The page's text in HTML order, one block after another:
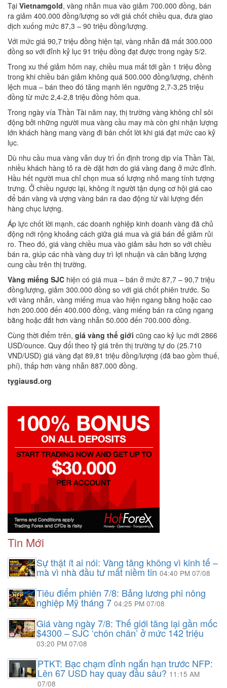
Tại Vietnamgold, vàng nhẫn mua vào giảm 700.000 đồng, bán
ra giảm 400.000 đồng/lượng so với giá chốt chiều qua, đưa giao
dịch xuống mức 87,3 – 90 triệu đồng/lượng.
Với mức giá 90,7 triệu đồng hiện tại, vàng nhẫn đã mất 300.000
đồng so với đỉnh kỷ lục 91 triệu đồng đạt được trong ngày 5/2.
Trong xu thế giảm hôm nay, chiều mua mất tới gần 1 triệu đồng
trong khi chiều bán giảm không quá 500.000 đồng/lượng, chênh
lệch mua – bán theo đó tăng mạnh lên ngưỡng 2,7-3,25 triệu
đồng từ mức 2,4-2,8 triệu đồng hôm qua.
Trong ngày vía Thần Tài năm nay, thị trường vàng không chỉ sôi
động bởi những người mua vàng cầu may mà còn ghi nhận lượng
lớn khách hàng mang vàng đi bán chốt lời khi giá đạt mức cao kỷ
lục.
Dù nhu cầu mua vàng vẫn duy trì ổn định trong dịp vía Thần Tài,
nhiều khách hàng tỏ ra dè dặt hơn do giá vàng đang ở mức đỉnh.
Hầu hết người mua chỉ chọn mua số lượng nhỏ mang tính tượng
trưng. Ở chiều ngược lại, không ít người tận dụng cơ hội giá cao
để bán vàng và ượng vàng bán ra dao động từ vài lượng đến
hàng chục lượng.
Áp lực chốt lời mạnh, các doanh nghiệp kinh doanh vàng đã chủ
động nới rộng khoảng cách giữa giá mua và giá bán để giảm rủi
ro. Theo đó, giá vàng chiều mua vào giảm sâu hơn so với chiều
bán ra, giúp các nhà vàng duy trì lợi nhuận và cân bằng lượng
cung cầu trên thị trường.
Vàng miếng SJC hiện có giá mua – bán ở mức 87,7 – 90,7 triệu
đồng/lượng, giảm 300.000 đồng so với giá chốt phiên trước. So
với vàng nhẫn, vàng miếng mua vào hiện ngang bằng hoặc cao
hơn 200.000 đến 400.000 đồng, vàng miếng bán ra cũng ngang
bằng hoặc đắt hơn vàng nhẫn 50.000 đến 700.000 đồng.
Cùng thời điểm trên, giá vàng thế giới cũng cao kỷ lục mới 2866
USD/ounce. Quy đổi theo tỷ giá trên thị trường tự do (25.710
VND/USD) giá vàng đạt 89,81 triệu đồng/lượng (đã bao gồm thuế,
phí), thấp hơn vàng nhẫn 887.000 đồng.
tygiausd.org
Tin Mới
Sự thật ít ai nói: Vàng tăng không vì kinh tế –
mà vì nhà đầu tư mất niềm tin 04:40 PM 07/08
Tiêu điểm phiên 7/8: Bảng lương phi nông
nghiệp Mỹ tháng 7 04:25 PM 07/08
Giá vàng ngày 7/8: Thế giới tăng lại gần mốc
$4300 – SJC ‘chôn chân’ ở mức 142 triệu
03:20 PM 07/08
PTKT: Bạc chạm đỉnh ngắn hạn trước NFP:
Lên 67 USD hay quay đầu sâu? 11:15 AM
07/08